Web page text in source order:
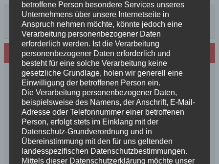
Neues von den Turmschurken
Frohe Weihnachten 2025 unseren
Schurkenfamilien und Freunden
Herzlichen Glückwunsch zum 4. Geburtstag
Unsere Feenkinder haben alle verzaubert
News++News++News++Unsere Feenkinder sind
geboren++
++NEWS++NEWS++NEWS++Wir sind
schwanger++
betroffene Person besondere Services unseres
Unternehmens über unsere Internetseite in
Anspruch nehmen möchte, könnte jedoch eine
Verarbeitung personenbezogener Daten
erforderlich werden. Ist die Verarbeitung
personenbezogener Daten erforderlich und
besteht für eine solche Verarbeitung keine
gesetzliche Grundlage, holen wir generell eine
Einwilligung der betroffenen Person ein.
Die Verarbeitung personenbezogener Daten,
beispielsweise des Namens, der Anschrift, E-Mail-
Adresse oder Telefonnummer einer betroffenen
Person, erfolgt stets im Einklang mit der
Datenschutz-Grundverordnung und in
Übereinstimmung mit den für uns geltenden
landesspezifischen Datenschutzbestimmungen.
Mittels dieser Datenschutzerklärung möchte unser